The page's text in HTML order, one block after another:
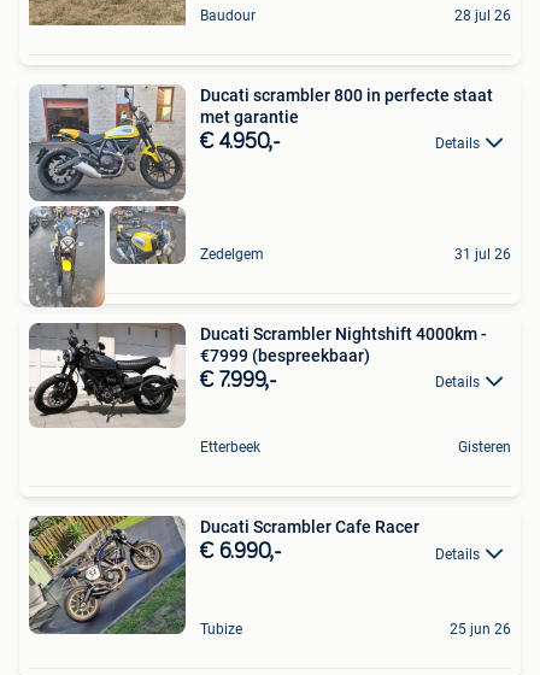
Baudour 28 jul 26
Ducati scrambler 800 in perfecte staat
met garantie
€ 4.950,- Details
Zedelgem 31 jul 26
Ducati Scrambler Nightshift 4000km -
€7999 (bespreekbaar)
€ 7.999,- Details
Etterbeek Gisteren
Ducati Scrambler Cafe Racer
€ 6.990,- Details
Tubize 25 jun 26